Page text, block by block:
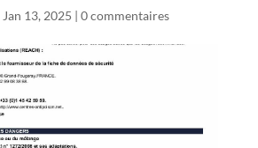
Jan 13, 2025 | 0 commentaires